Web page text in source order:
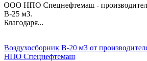
ООО НПО Спецнефтемаш -
В-25 м3.
Благодаря...
Воздухосборник В-20 м3 от
НПО Спецнефтемаш